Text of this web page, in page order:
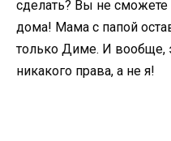
сделать? Вы не
дома! Мама с папой
только Диме. И вообще,
никакого права, а не я!